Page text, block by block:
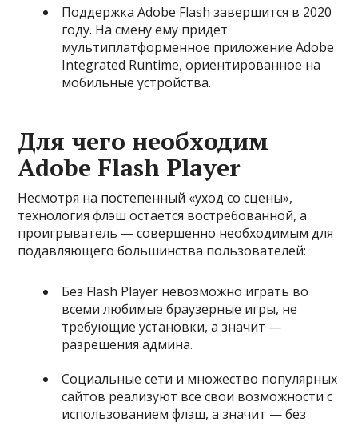
Поддержка Adobe Flash завершится в 2020
году. На смену ему придет
мультиплатформенное приложение Adobe
Integrated Runtime, ориентированное на
мобильные устройства.
Для чего необходим
Adobe Flash Player
Несмотря на постепенный «уход со сцены»,
технология флэш остается востребованной, а
проигрыватель — совершенно необходимым для
подавляющего большинства пользователей:
Без Flash Player невозможно играть во
всеми любимые браузерные игры, не
требующие установки, а значит —
разрешения админа.
Социальные сети и множество популярных
сайтов реализуют все свои возможности с
использованием флэш, а значит — без